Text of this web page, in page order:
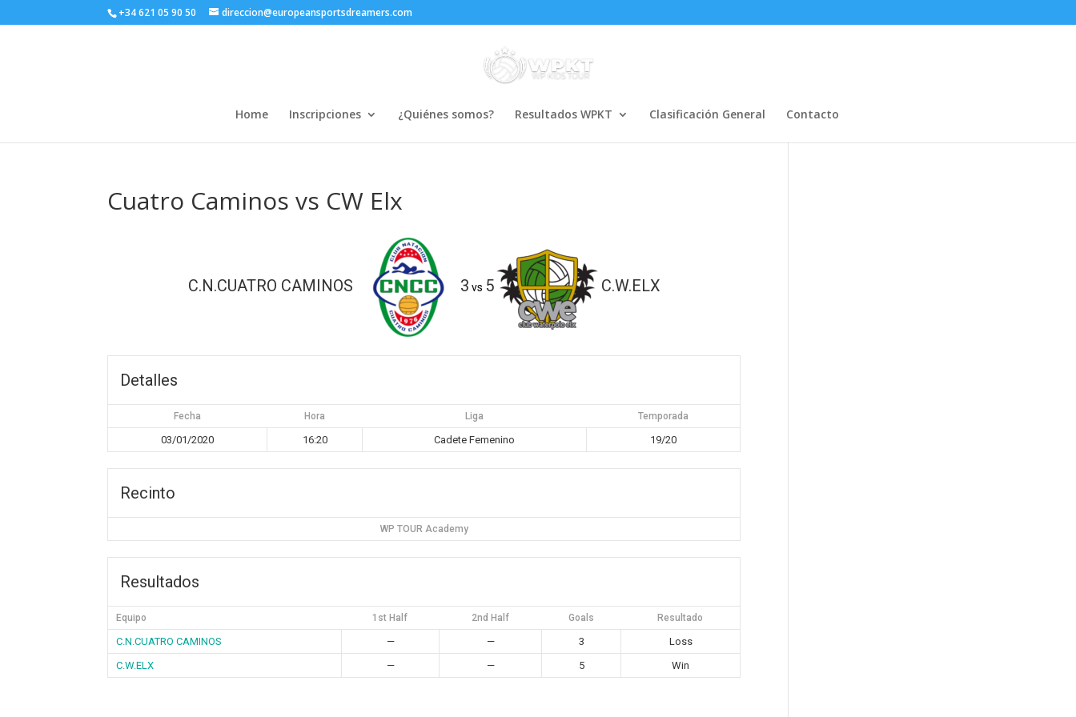
+34 621 05 90 50 direccion@europeansportsdreamers.com
Home Inscripciones ¿Quiénes somos? Resultados WPKT Clasificación General Contacto
Cuatro Caminos vs CW Elx
C.N.CUATRO CAMINOS 3 vs 5 C.W.ELX
Detalles
Fecha Hora Liga Temporada
03/01/2020 16:20 Cadete Femenino 19/20
Recinto
WP TOUR Academy
Resultados
Equipo 1st Half 2nd Half Goals Resultado
C.N.CUATRO CAMINOS — — 3
Loss
C.W.ELX
— — 5 Win